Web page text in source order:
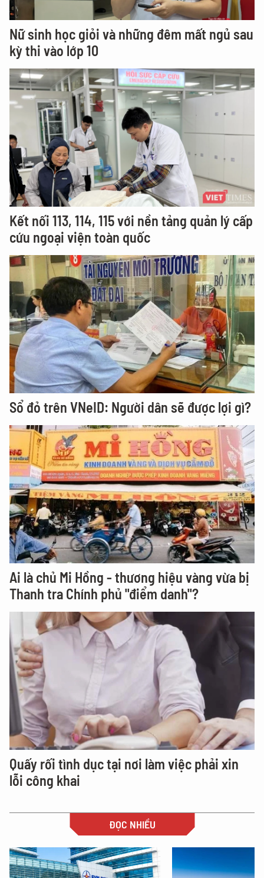
Nữ sinh học giỏi và những đêm mất ngủ sau
kỳ thi vào lớp 10
Kết nối 113, 114, 115 với nền tảng quản lý cấp
cứu ngoại viện toàn quốc
Sổ đỏ trên VNeID: Người dân sẽ được lợi gì?
Ai là chủ Mi Hồng - thương hiệu vàng vừa bị
Thanh tra Chính phủ "điểm danh"?
Quấy rối tình dục tại nơi làm việc phải xin
lỗi công khai
ĐỌC NHIỀU